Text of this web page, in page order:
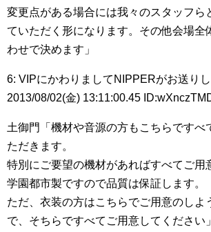
変更点がある場合には我々のスタッフら
ていただく形になります。その他会場全
わせで決めます」
6: VIPにかわりましてNIPPERがお送り
2013/08/02(金) 13:11:00.45
土御門「機材や音源の方もこちらですべ
ただきます。
特別にご要望の機材があればすべてご用
学園都市製ですので品質は保証します。
ただ、衣装の方はこちらでご用意のしよ
で、そちらですべてご用意してください」